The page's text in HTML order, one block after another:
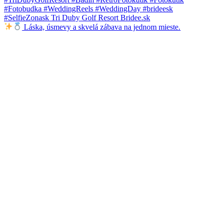
Láska, úsmevy a skvelá zábava na jednom mieste.